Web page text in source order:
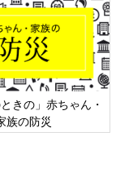
細木かおりさんの人
相談